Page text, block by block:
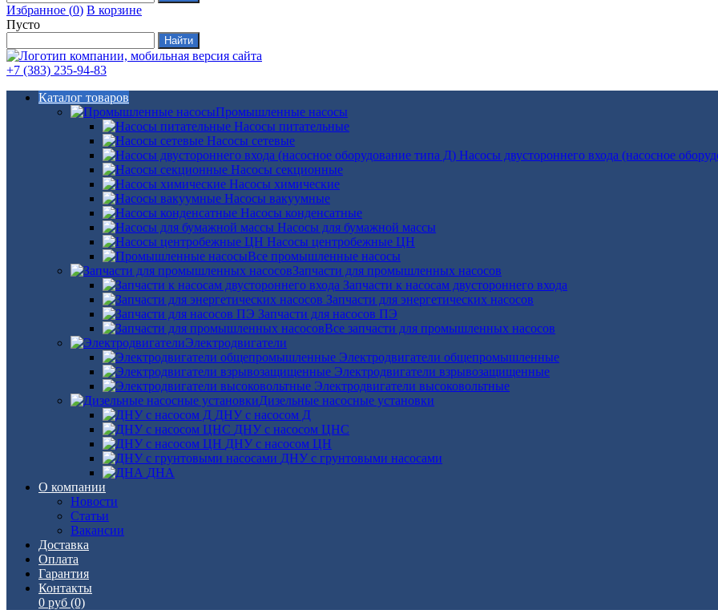
Избранное (0) В корзине
Пусто
+7 (383) 235-94-83
Каталог товаров
Промышленные насосы
Насосы питательные
Насосы сетевые
Насосы двустороннего входа (насосное
Насосы секционные
Насосы химические
Насосы вакуумные
Насосы конденсатные
Насосы для бумажной массы
Насосы центробежные ЦН
Все промышленные насосы
Запчасти для промышленных насосов
Запчасти к насосам двустороннего входа
Запчасти для энергетических насосов
Запчасти для насосов ПЭ
Все запчасти для промышленных насосов
Электродвигатели
Электродвигатели общепромышленные
Электродвигатели взрывозащищенные
Электродвигатели высоковольтные
Дизельные насосные установки
ДНУ с насосом Д
ДНУ с насосом ЦНС
ДНУ с насосом ЦН
ДНУ с грунтовыми насосами
ДНА
О компании
Новости
Статьи
Вакансии
Доставка
Оплата
Гарантия
Контакты
0 руб (0)